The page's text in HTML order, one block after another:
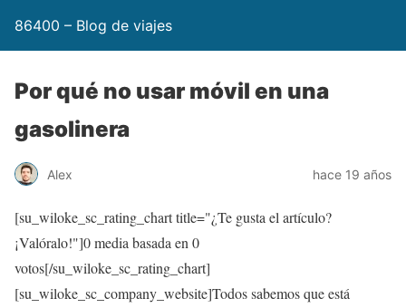
86400 – Blog de viajes
Por qué no usar móvil en una
gasolinera
Alex hace 19 años
[su_wiloke_sc_rating_chart title="¿Te gusta el artículo?
¡Valóralo!"]0media basada en 0
votos[/su_wiloke_sc_rating_chart]
[su_wiloke_sc_company_website]Todos sabemos que está